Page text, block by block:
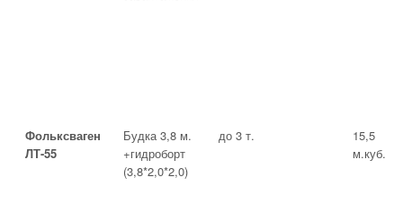
Фольксваген
ЛТ-55
Будка 3,8 м.
+гидроборт
(3,8*2,0*2,0)
до 3 т.
15,5
м.куб.